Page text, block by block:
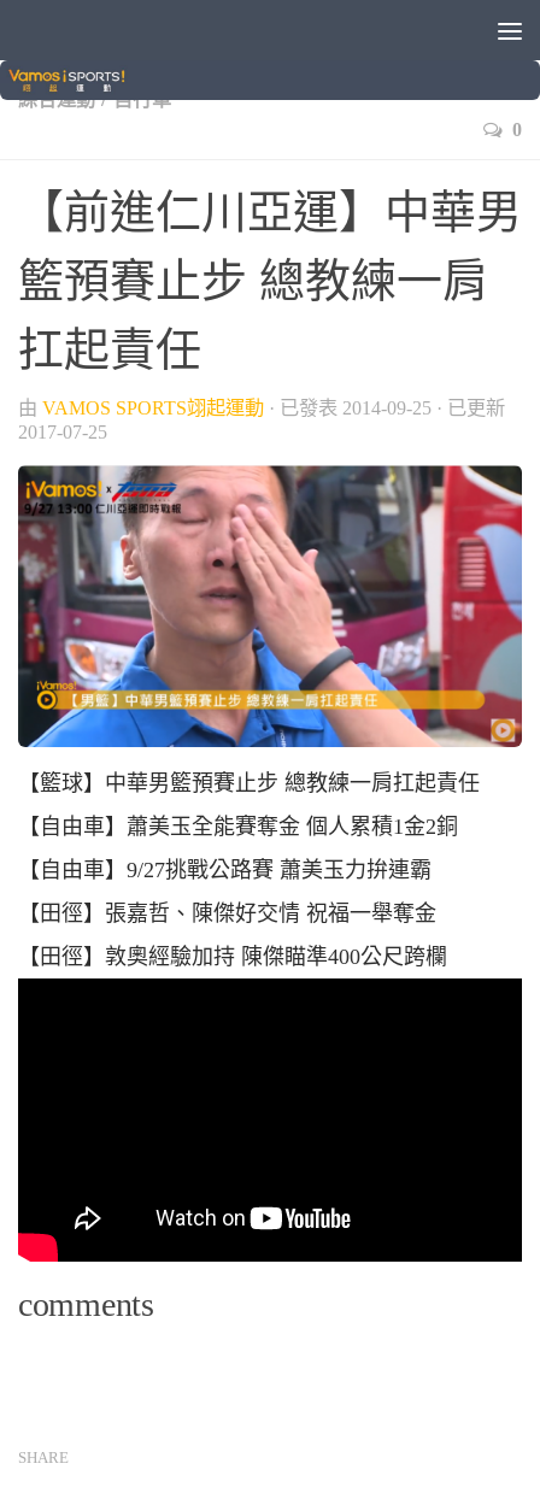
中華男籃隊 /
綜合運動 / 自行車
0
【前進仁川亞運】中華男
籃預賽止步 總教練一肩
扛起責任
由 VAMOS SPORTS翊起運動 · 已發表 2014-09-25 · 已更新
2017-07-25
【籃球】中華男籃預賽止步 總教練一肩扛起責任
【自由車】蕭美玉全能賽奪金 個人累積1金2銅
【自由車】9/27挑戰公路賽 蕭美玉力拚連霸
【田徑】張嘉哲、陳傑好交情 祝福一舉奪金
【田徑】敦奧經驗加持 陳傑瞄準400公尺跨欄
comments
SHARE